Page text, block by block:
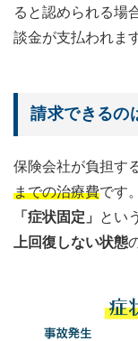
ると認められる場
談金が支払われま
請求できるの
保険会社が負担す
までの治療費です。
「症状固定」
とい
上回復しない状態